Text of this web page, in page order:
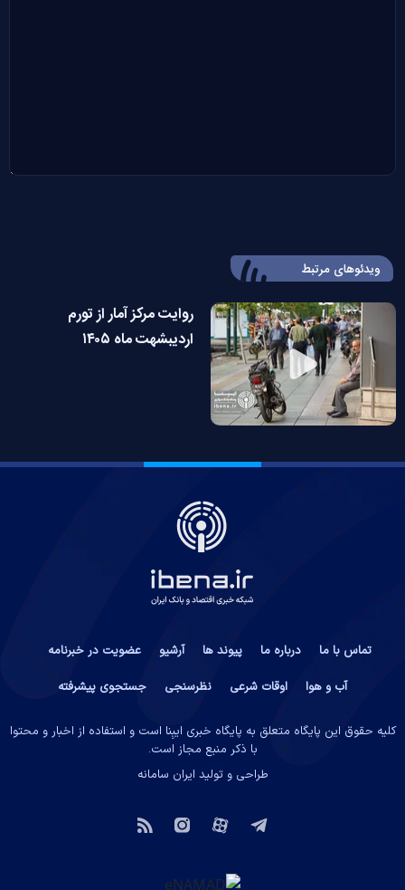
ویدئوهای مرتبط
روایت مرکز آمار از تورم
اردیبشهت ماه ۱۴۰۵
تماس با ما درباره ما پیوند ها آرشیو
عضویت در خبرنامه
آب و هوا
اوقات شرعی نظرسنجی جستجوی پیشرفته
کلیه حقوق این پایگاه متعلق به پایگاه خبری ایبِنا است و استفاده از اخبار و محتوا
با ذکر منبع مجاز است.
طراحی و تولید ایران سامانه